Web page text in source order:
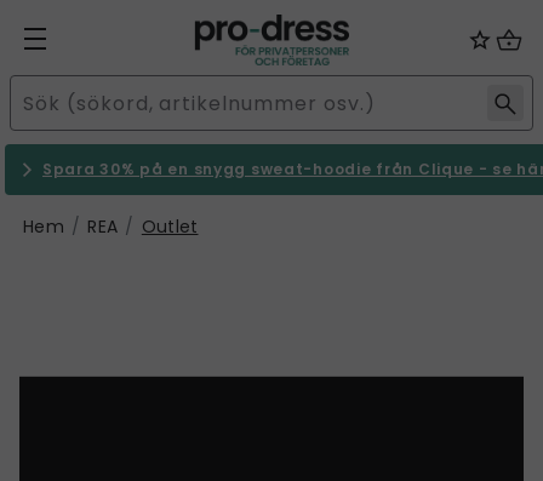
Spara 30% på en snygg sweat-hoodie från Clique - se
Hem REA Outlet